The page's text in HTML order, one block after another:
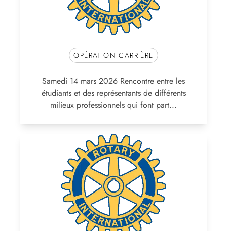
OPÉRATION CARRIÈRE
Samedi 14 mars 2026 Rencontre entre les
étudiants et des représentants de différents
milieux professionnels qui font part...